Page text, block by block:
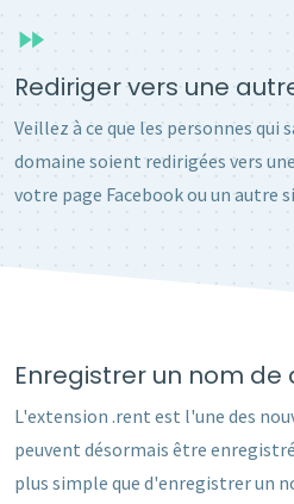
Rediriger vers une
Veillez à ce que les personnes qui
domaine soient redirigées vers
votre page Facebook ou un autre
Enregistrer un nom de
L'extension .rent est l'une des
peuvent désormais être
plus simple que d'enregistrer un